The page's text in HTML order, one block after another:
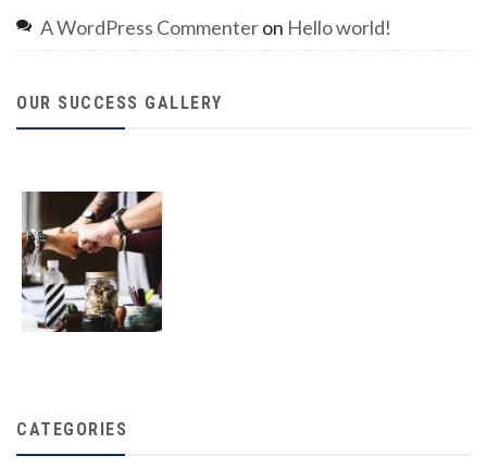
A WordPress Commenteron Hello world!
OUR SUCCESS GALLERY
CATEGORIES